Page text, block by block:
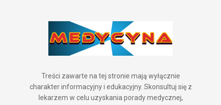
Treści zawarte na tej stronie mają wyłącznie
charakter informacyjny i edukacyjny. Skonsultuj się z
lekarzem w celu uzyskania porady medycznej,